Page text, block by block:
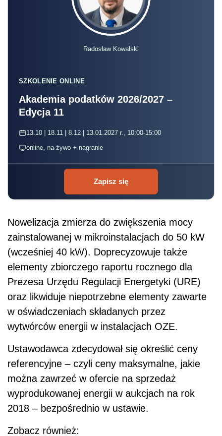
Radosław Kowalski
SZKOLENIE ONLINE
Akademia podatków 2026/2027 –
Edycja 11
13.10 | 18.11 | 8.12 | 13.01.2027 r., 10:00-15:00
online, na żywo + nagranie
Zapisz się
Nowelizacja zmierza do zwiększenia mocy
zainstalowanej w mikroinstalacjach do 50 kW
(wcześniej 40 kW). Doprecyzowuje także
elementy zbiorczego raportu rocznego dla
Prezesa Urzędu Regulacji Energetyki (URE)
oraz likwiduje niepotrzebne elementy zawarte
w oświadczeniach składanych przez
wytwórców energii w instalacjach OZE.
Ustawodawca zdecydował się określić ceny
referencyjne – czyli ceny maksymalne, jakie
można zawrzeć w ofercie na sprzedaż
wyprodukowanej energii w aukcjach na rok
2018 – bezpośrednio w ustawie.
Zobacz również: